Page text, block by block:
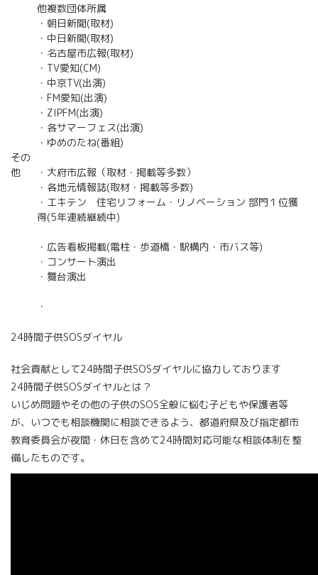
他複数団体所属
その
他
・朝日新聞(取材)
・中日新聞(取材)
・名古屋市広報(取材)
・TV愛知(CM)
・中京TV(出演)
・FM愛知(出演)
・ZIPFM(出演)
・各サマーフェス(出演)
・ゆめのたね(番組)
・大府市広報（取材・掲載等多数）
・各地元情報誌(取材・掲載等多数)
・エキテン 住宅リフォーム・リノベーション 部門１位獲
得(5年連続継続中)
・広告看板掲載(電柱・歩道橋・駅構内・市バス等)
・コンサート演出
・舞台演出
・
24時間子供SOSダイヤル
社会貢献として24時間子供SOSダイヤルに協力しております
24時間子供SOSダイヤルとは？
いじめ問題やその他の子供のSOS全般に悩む子どもや保護者等
が、いつでも相談機関に相談できるよう、都道府県及び指定都市
教育委員会が夜間・休日を含めて24時間対応可能な相談体制を整
備したものです。